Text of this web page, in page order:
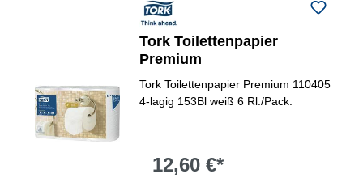
Tork Toilettenpapier
Premium
Tork Toilettenpapier Premium 110405
4-lagig 153Bl weiß 6 Rl./Pack.
12,60 €*